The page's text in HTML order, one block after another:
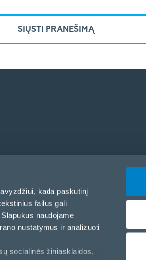
kada paskutinį
failus gali
naudojame
nustatymus ir analizuoti
socialinės žiniasklaidos,